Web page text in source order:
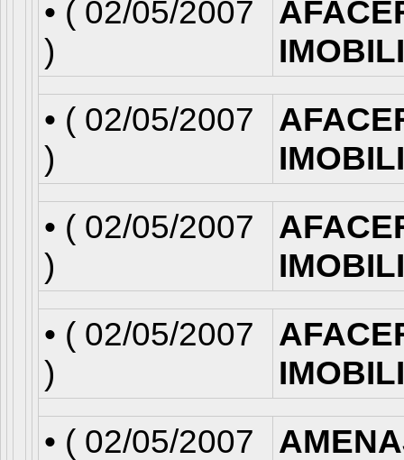
• ( 02/05/2007
)
• ( 02/05/2007
)
• ( 02/05/2007
)
• ( 02/05/2007
)
• ( 02/05/2007